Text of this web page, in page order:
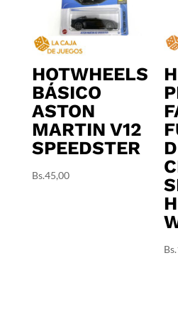
HOTWHEELS
BÁSICO
ASTON
MARTIN V12
SPEEDSTER
Bs.45,00
Bs.